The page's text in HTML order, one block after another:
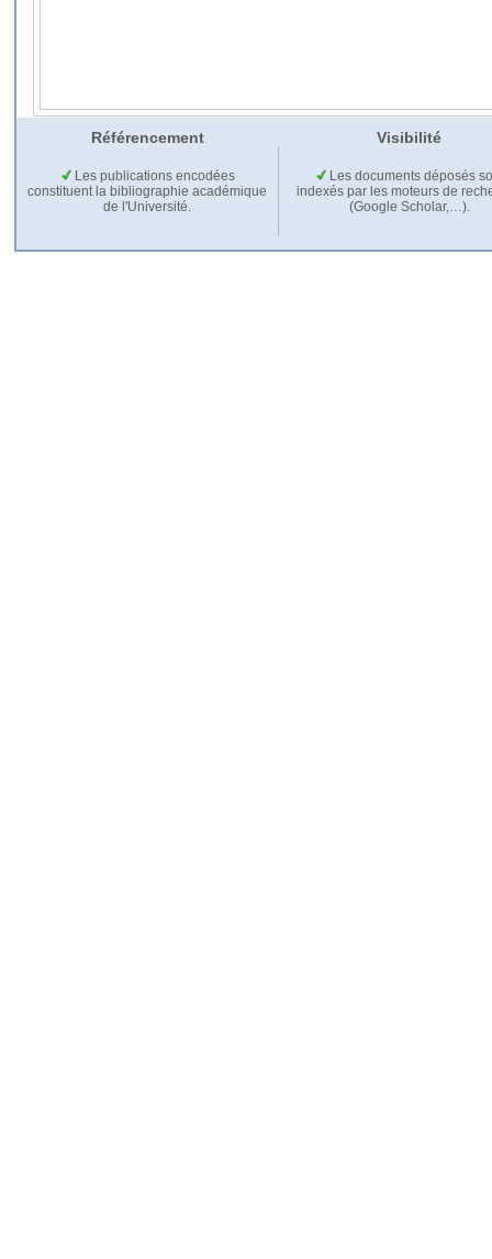
Référencement Visibilité
Les publications encodées
constituent la bibliographie académique
de l'Université.
Les documents déposés
indexés par les moteurs de
(Google Scholar,…).